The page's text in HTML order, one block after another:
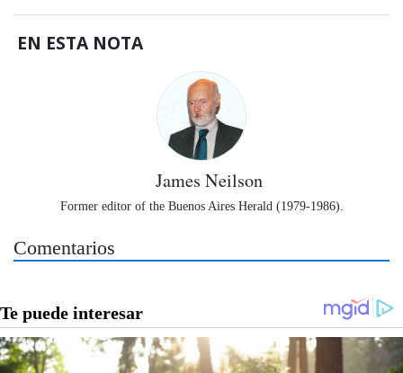
EN ESTA NOTA
James Neilson
Former editor of the Buenos Aires Herald (1979-1986).
Comentarios